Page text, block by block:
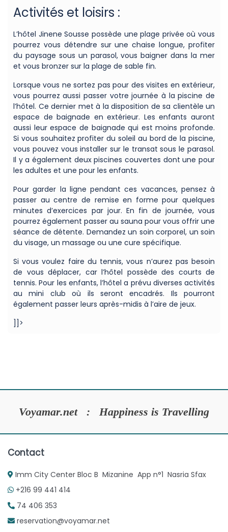
Activités et loisirs :
L’hôtel Jinene Sousse possède une plage privée où vous
pourrez vous détendre sur une chaise longue, profiter
du paysage sous un parasol, vous baigner dans la mer
et vous bronzer sur la plage de sable fin.
Lorsque vous ne sortez pas pour des visites en extérieur,
vous pourrez aussi passer votre journée à la piscine de
l’hôtel. Ce dernier met à la disposition de sa clientèle un
espace de baignade en extérieur. Les enfants auront
aussi leur espace de baignade qui est moins profonde.
Si vous souhaitez profiter du soleil au bord de la piscine,
vous pouvez vous installer sur le transat sous le parasol.
Il y a également deux piscines couvertes dont une pour
les adultes et une pour les enfants.
Pour garder la ligne pendant ces vacances, pensez à
passer au centre de remise en forme pour quelques
minutes d’exercices par jour. En fin de journée, vous
pourrez également passer au sauna pour vous offrir une
séance de détente. Demandez un soin corporel, un soin
du visage, un massage ou une cure spécifique.
Si vous voulez faire du tennis, vous n’aurez pas besoin
de vous déplacer, car l’hôtel possède des courts de
tennis. Pour les enfants, l’hôtel a prévu diverses activités
au mini club où ils seront encadrés. Ils pourront
également passer leurs après-midis à l’aire de jeux.
]]>
Voyamar.net : Happiness is Travelling
Contact
Imm City Center Bloc B Mizanine App n°1 Nasria Sfax
+216 99 441 414
74 406 353
reservation@voyamar.net